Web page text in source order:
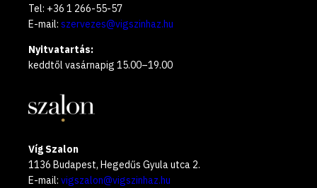
Tel: +36 1 266-55-57
E-mail: szervezes@vigszinhaz.hu
Nyitvatartás:
keddtől vasárnapig 15.00–19.00
Víg Szalon
1136 Budapest, Hegedűs Gyula utca 2.
E-mail: vigszalon@vigszinhaz.hu